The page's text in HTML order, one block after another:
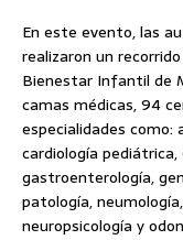
En este evento, las
realizaron un
Bienestar Infantil de
camas médicas, 94
especialidades como:
cardiología
gastroenterología,
patología,
neuropsicología y